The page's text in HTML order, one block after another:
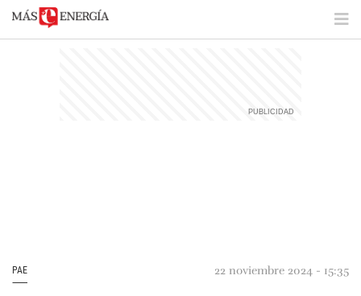
PAE 22 noviembre 2024 - 15:35